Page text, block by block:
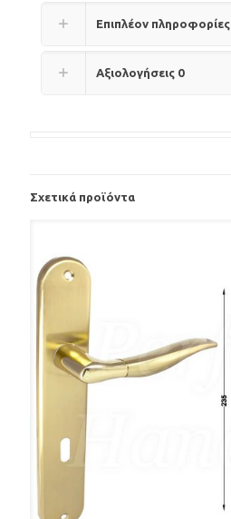
Επιπλέον πληροφορίες
Αξιολογήσεις 0
Σχετικά προϊόντα